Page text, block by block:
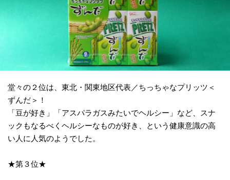
堂々の２位は、東北・関東地区代表／ちっちゃなプリッツ＜
ずんだ＞！
「豆が好き」「アスパラガスみたいでヘルシー」など、スナ
ックもなるべくヘルシーなものが好き、という健康意識の高
い人に人気のようでした。
★第３位★